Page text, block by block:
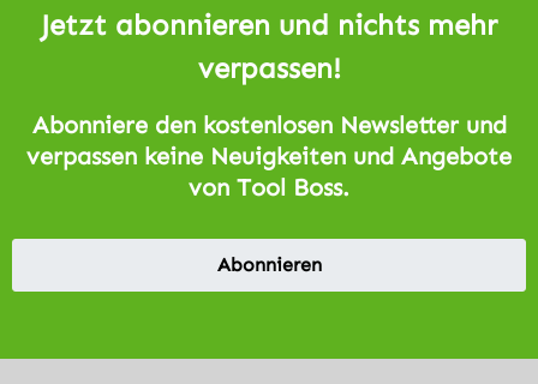
Jetzt abonnieren und nichts mehr
verpassen!
Abonniere den kostenlosen Newsletter und
verpassen keine Neuigkeiten und Angebote
von Tool Boss.
Abonnieren